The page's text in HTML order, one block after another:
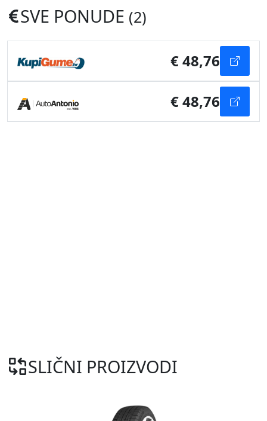
SVE PONUDE (2)
€ 48,76
€ 48,76
SLIČNI PROIZVODI